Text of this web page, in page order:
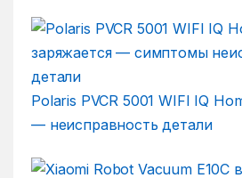
Polaris PVCR 5001 WIFI IQ
— неисправность детали